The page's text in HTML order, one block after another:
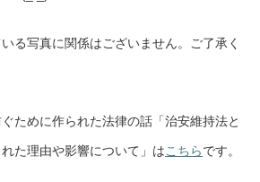
る写真に関係はございません。ご了承く
ために作られた法律の話「治安維持法と
た理由や影響について」はこちらです。